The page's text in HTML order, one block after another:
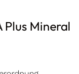
Plus Mineral